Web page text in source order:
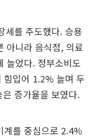
세를 주도했다. 승용
아니라 음식점, 의료
늘었다. 정부소비도
힘입어 1.2% 늘며 두
증가율을 보였다.
계를 중심으로 2.4%